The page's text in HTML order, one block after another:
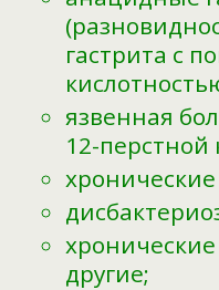
гастрита с
язвенная
12-
другие;